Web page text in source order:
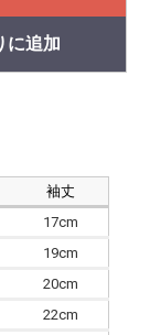
に追加
袖丈
17cm
19cm
20cm
22cm